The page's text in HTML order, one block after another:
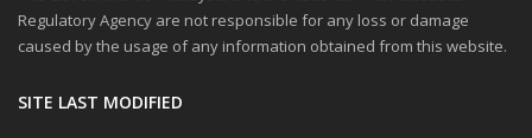
Regulatory Agency are not responsible for any loss or damage
caused by the usage of any information obtained from this website.
SITE LAST MODIFIED